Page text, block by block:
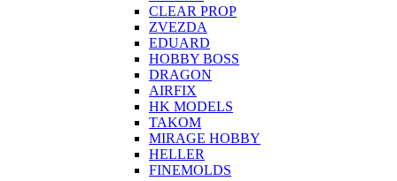
CLEAR PROP
ZVEZDA
EDUARD
HOBBY BOSS
DRAGON
AIRFIX
HK MODELS
TAKOM
MIRAGE HOBBY
HELLER
FINEMOLDS